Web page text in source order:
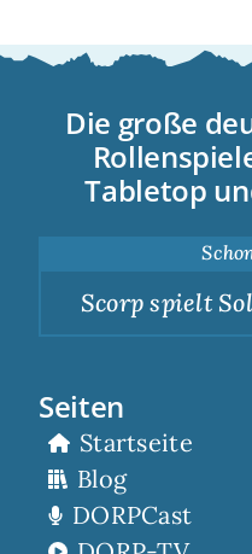
Die große
Tabletop
Scorp spielt
Seiten
Startseite
Blog
DORPCast